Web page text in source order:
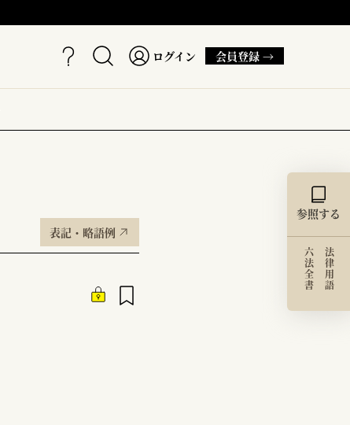
ログイン 会員登録 →
表記・略語例
参照する
法律用語
六法全書